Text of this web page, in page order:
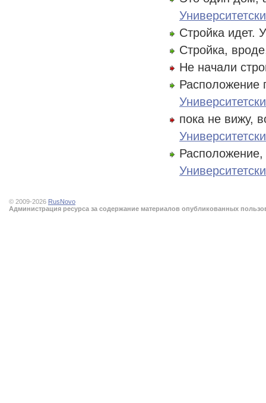
Стройка идет.
Стройка,
Не начали
пока не вижу,
© 2009-2026 RusNovo
Администрация ресурса за содержание материалов опубликованных